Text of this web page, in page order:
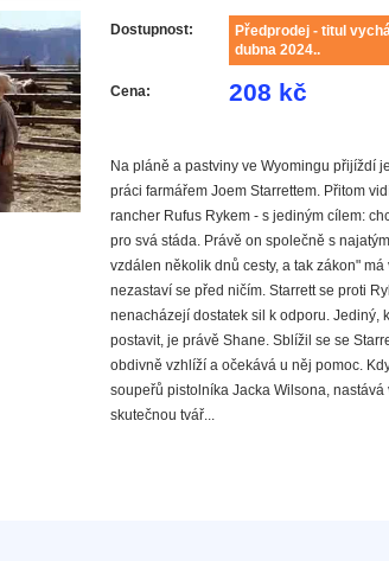
Dostupnost:
Předprodej - titul
dubna 2024..
Cena: 208 kč
Na pláně a pastviny ve Wyomingu přijíždí
práci farmářem Joem Starrettem. Přitom
rancher Rufus Rykem - s jediným cílem:
pro svá stáda. Právě on společně s
vzdálen několik dnů cesty, a tak zákon"
nezastaví se před ničím. Starrett se proti
nenacházejí dostatek sil k odporu. Jediný,
postavit, je právě Shane. Sblížil se se
obdivně vzhlíží a očekává u něj pomoc.
soupeřů pistolníka Jacka Wilsona,
skutečnou tvář...